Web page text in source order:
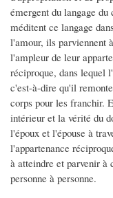
émergent du langage
méditent ce langage
l'amour, ils parviennent
l'ampleur de leur
réciproque, dans lequel
c'est-à-dire qu'il
corps pour les franchir.
intérieur et la vérité du
l'époux et l'épouse à
l'appartenance
à atteindre et parvenir à
personne à personne.